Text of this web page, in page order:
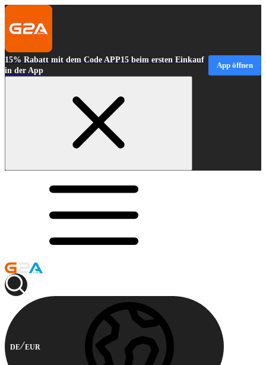
15% Rabatt mit dem Code APP15 beim ersten Einkauf
in der App
App öffnen
DE EUR